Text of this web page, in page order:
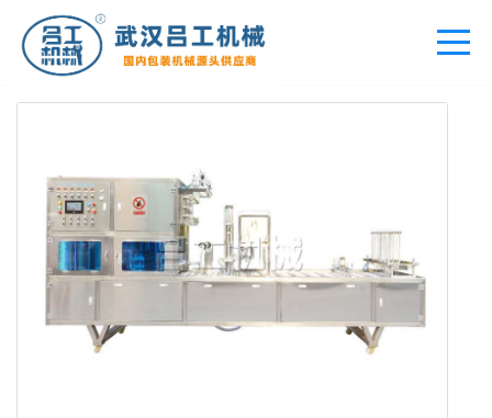
您的位置：首页>产品中心>铝箔包装机